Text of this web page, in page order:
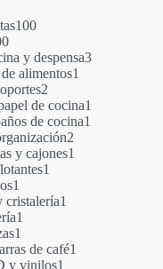
100100
100
productos
y despensa33
alimentos1
22
productos
de cocina1
de cocina1
2
y cajones1
1
1
producto
cristalería1
1
1
producto
de café1
y vinilos1